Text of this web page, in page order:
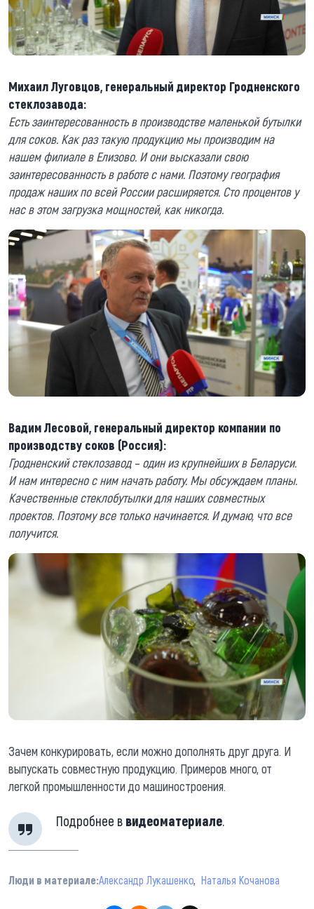
Михаил Луговцов, генеральный директор Гродненского
стеклозавода:
Есть заинтересованность в производстве маленькой бутылки
для соков. Как раз такую продукцию мы производим на
нашем филиале в Елизово. И они высказали свою
заинтересованность в работе с нами. Поэтому география
продаж наших по всей России расширяется. Сто процентов у
нас в этом загрузка мощностей, как никогда.
Вадим Лесовой, генеральный директор компании по
производству соков (Россия):
Гродненский стеклозавод – один из крупнейших в Беларуси.
И нам интересно с ним начать работу. Мы обсуждаем планы.
Качественные стеклобутылки для наших совместных
проектов. Поэтому все только начинается. И думаю, что все
получится.
Зачем конкурировать, если можно дополнять друг друга. И
выпускать совместную продукцию. Примеров много, от
легкой промышленности до машиностроения.
Подробнее в видеоматериале.
Люди в материале:Александр Лукашенко Наталья Кочанова